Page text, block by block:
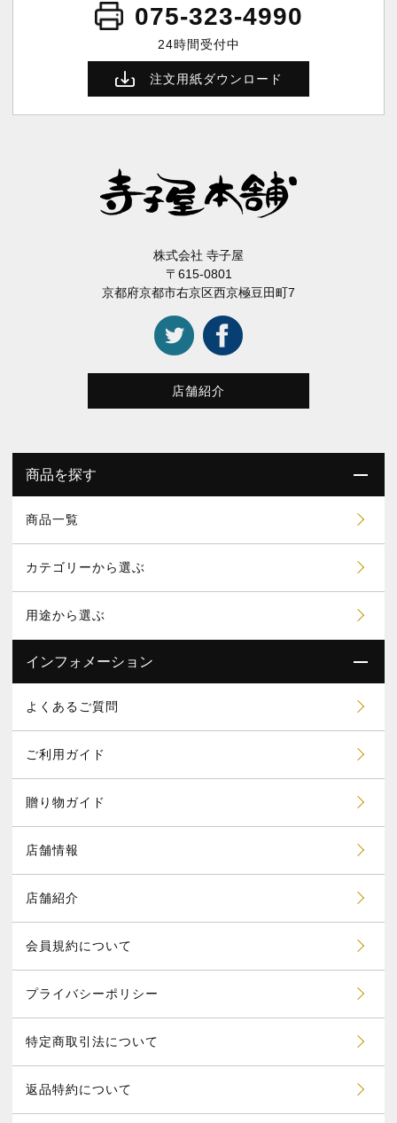
075-323-4990
24時間受付中
注文用紙ダウンロード
株式会社 寺子屋
〒615-0801
京都府京都市右京区西京極豆田町7
店舗紹介
商品を探す
商品一覧
カテゴリーから選ぶ
用途から選ぶ
インフォメーション
よくあるご質問
ご利用ガイド
贈り物ガイド
店舗情報
店舗紹介
会員規約について
プライバシーポリシー
特定商取引法について
返品特約について